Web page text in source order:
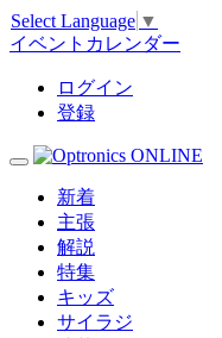
Select Language ▼
イベントカレンダー
ログイン
登録
新着
主張
解説
特集
キッズ
サイラジ